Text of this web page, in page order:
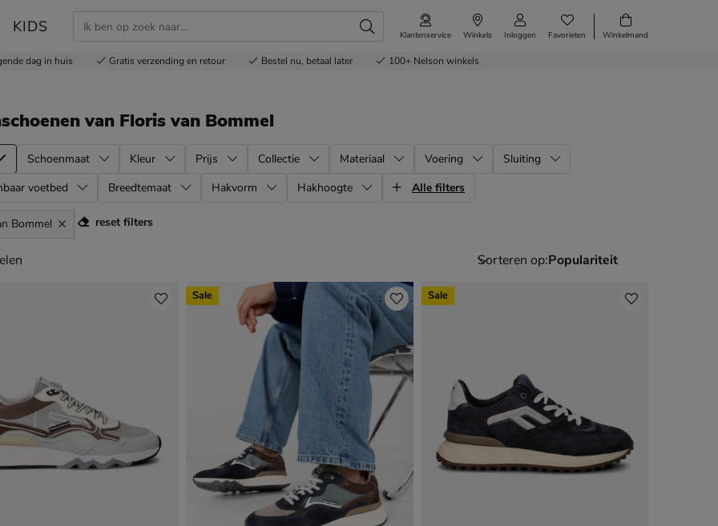
KIDS Klantenservice Winkels Inloggen Favorieten Winkelmand
dag in huis Gratis verzending en retour Bestel nu, betaal later 100+ Nelson winkels
van Floris van Bommel
Schoenmaat Kleur Prijs Collectie Materiaal Voering
Sluiting
voetbed
Breedtemaat Hakvorm Hakhoogte Alle filters
Bommel reset filters
Sorteren op:
Sale Sale